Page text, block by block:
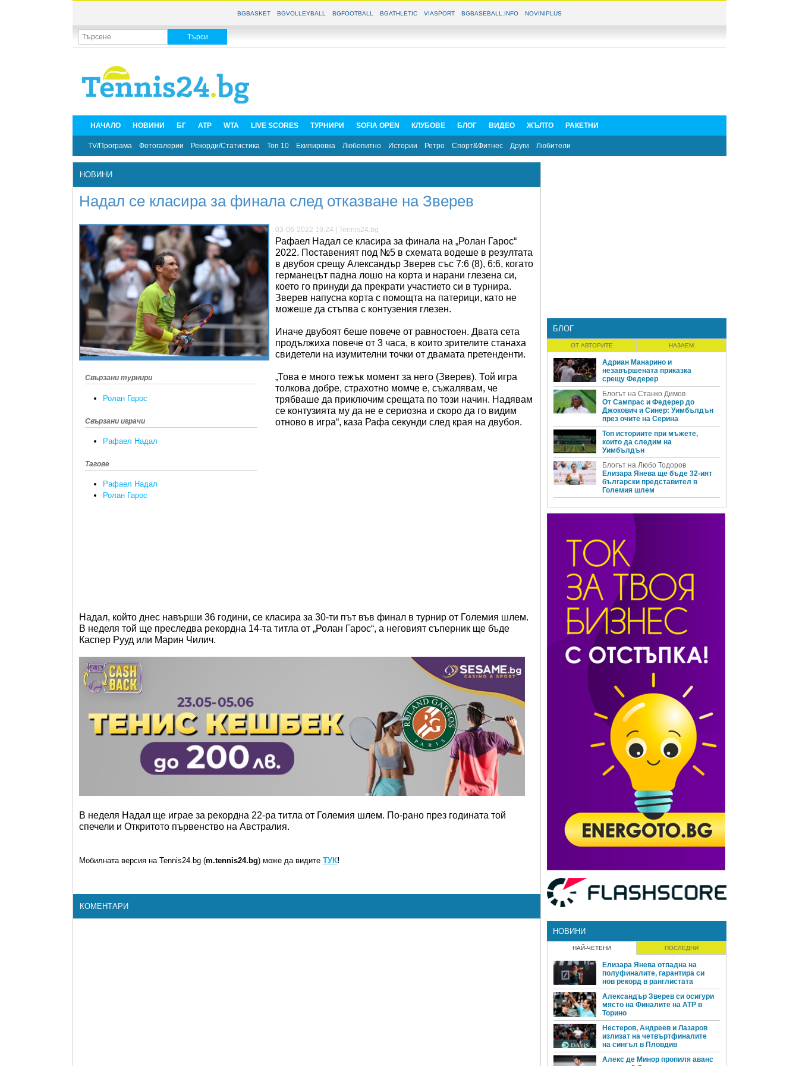
BGBASKET BGVOLLEYBALL BGFOOTBALL BGATHLETIC VIASPORT BGBASEBALL.INFO NOVINIPLUS
НАЧАЛО НОВИНИ БГ ATP WTA LIVE SCORES ТУРНИРИ SOFIA OPEN КЛУБОВЕ БЛОГ ВИДЕО ЖЪЛТО РАКЕТНИ
TV/Програма Фотогалерии Рекорди/Статистика Топ 10 Екипировка Любопитно Истории Ретро Спорт&Фитнес Други Любители
НОВИНИ
Надал се класира за финала след отказване на Зверев
Свързани турнири
Ролан Гарос
Свързани играчи
Рафаел Надал
Тагове
Рафаел Надал
Ролан Гарос
03-06-2022 19:24 | Tennis24.bg
Рафаел Надал се класира за финала на „Ролан Гарос“
2022. Поставеният под №5 в схемата водеше в резултата
в двубоя срещу Александър Зверев със 7:6 (8), 6:6, когато
германецът падна лошо на корта и нарани глезена си,
което го принуди да прекрати участието си в турнира.
Зверев напусна корта с помощта на патерици, като не
можеше да стъпва с контузения глезен.
Иначе двубоят беше повече от равностоен. Двата сета
продължиха повече от 3 часа, в които зрителите станаха
свидетели на изумителни точки от двамата претенденти.
„Това е много тежък момент за него (Зверев). Той игра
толкова добре, страхотно момче е, съжалявам, че
трябваше да приключим срещата по този начин. Надявам
се контузията му да не е сериозна и скоро да го видим
отново в игра“, каза Рафа секунди след края на двубоя.
Надал, който днес навърши 36 години, се класира за 30-ти път във финал в турнир от Големия шлем.
В неделя той ще преследва рекордна 14-та титла от „Ролан Гарос“, а неговият съперник ще бъде
Каспер Рууд или Марин Чилич.
В неделя Надал ще играе за рекордна 22-ра титла от Големия шлем. По-рано през годината той
спечели и Откритото първенство на Австралия.
Мобилната версия на Tennis24.bg (m.tennis24.bg) може да видите ТУК!
КОМЕНТАРИ
БЛОГ
ОТ АВТОРИТЕ НАЗАЕМ
Адриан Манарино и
незавършената приказка
срещу Федерер
Блогът на Станко Димов
От Сампрас и Федерер до
Джокович и Синер: Уимбълдън
през очите на Серина
Топ историите при мъжете,
които да следим на
Уимбълдън
Блогът на Любо Тодоров
Елизара Янева ще бъде 32-ият
български представител в
Големия шлем
НОВИНИ
НАЙ-ЧЕТЕНИ ПОСЛЕДНИ
Елизара Янева отпадна на
полуфиналите, гарантира си
нов рекорд в ранглистата
Александър Зверев си осигури
място на Финалите на ATP в
Торино
Нестеров, Андреев и Лазаров
излизат на четвъртфиналите
на сингъл в Пловдив
Алекс де Минор пропиля аванс